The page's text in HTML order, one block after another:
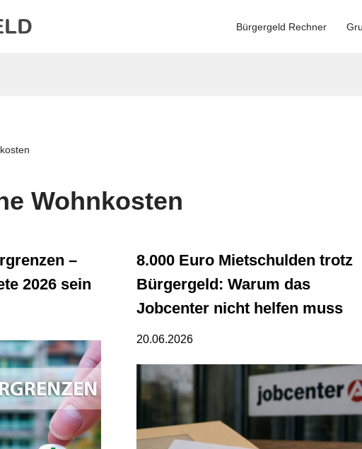
Bürgergeld Rechner
Wohnkosten
–
2026 sein
8.000 Euro Mietschulden trotz
Bürgergeld: Warum das
Jobcenter nicht helfen muss
20.06.2026